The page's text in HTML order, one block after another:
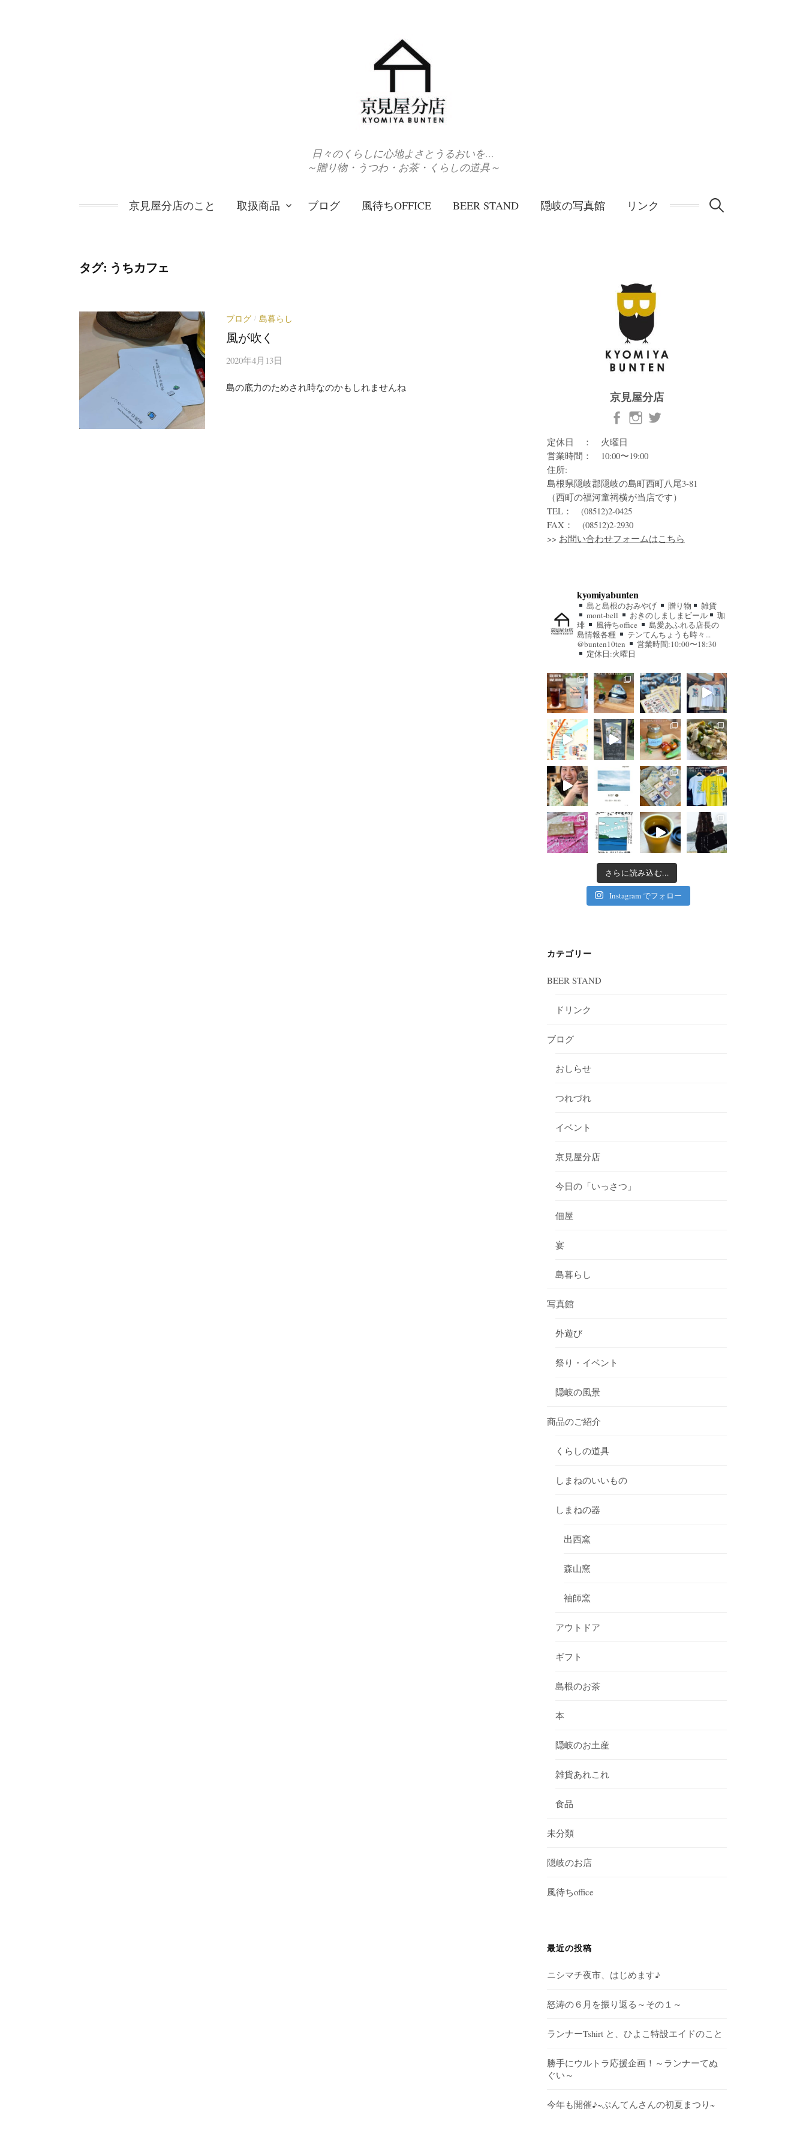
日々のくらしに心地よさとうるおいを…
～贈り物・うつわ・お茶・くらしの道具～
京見屋分店のこと 取扱商品 ブログ 風待ちOFFICE BEER STAND 隠岐の写真館 リンク 検
タグ: うちカフェ
ブログ / 島暮らし
風が吹く
2020年4月13日
島の底力のためされ時なのかもしれませんね
京見屋分店
定休日 ： 火曜日
営業時間： 10:00〜19:00
住所:
島根県隠岐郡隠岐の島町西町八尾3-81
（西町の福河童祠横が当店です）
TEL： (08512)2-0425
FAX： (08512)2-2930
>> お問い合わせフォームはこちら
kyomiyabunten
島と島根のおみやげ 贈り物
雑貨
mont-bell
おきのしましまビール
珈
琲
風待ちoffice
島愛あふれる店長の
島情報各種
テンてんちょうも時々...
@bunten10ten
営業時間:10:00〜18:30
定休日:火曜日
さらに読み込む...
Instagram でフォロー
カテゴリー
BEER STAND
ドリンク
ブログ
おしらせ
つれづれ
イベント
京見屋分店
今日の「いっさつ」
佃屋
宴
島暮らし
写真館
外遊び
祭り・イベント
隠岐の風景
商品のご紹介
くらしの道具
しまねのいいもの
しまねの器
出西窯
森山窯
袖師窯
アウトドア
ギフト
島根のお茶
本
隠岐のお土産
雑貨あれこれ
食品
未分類
隠岐のお店
風待ちoffice
最近の投稿
ニシマチ夜市、はじめます♪
怒涛の６月を振り返る～その１～
ランナーTshirt と、ひよこ特設エイドのこと
勝手にウルトラ応援企画！～ランナーてぬ
ぐい～
今年も開催♪~ぶんてんさんの初夏まつり~